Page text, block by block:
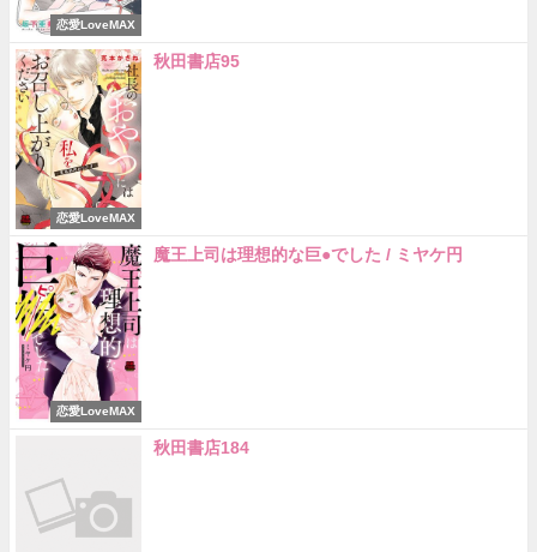
恋愛LoveMAX
恋愛LoveMAX
秋田書店95
恋愛LoveMAX
魔王上司は理想的な巨●でした / ミヤケ円
秋田書店184